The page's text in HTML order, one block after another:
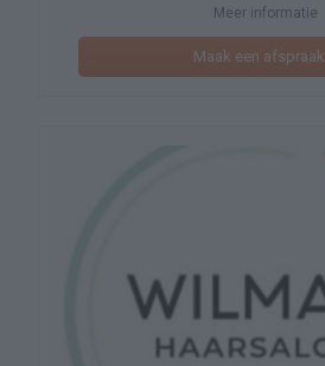
Meer informatie
Maak een afspraak